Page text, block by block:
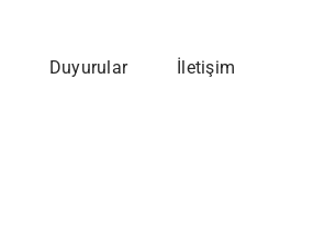
Duyurular İletişim